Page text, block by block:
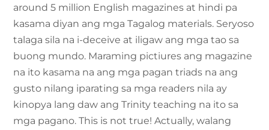
around 5 million English magazines at hindi pa
kasama diyan ang mga Tagalog materials. Seryoso
talaga sila na i-deceive at iligaw ang mga tao sa
buong mundo. Maraming pictiures ang magazine
na ito kasama na ang mga pagan triads na ang
gusto nilang iparating sa mga readers nila ay
kinopya lang daw ang Trinity teaching na ito sa
mga pagano. This is not true! Actually, walang